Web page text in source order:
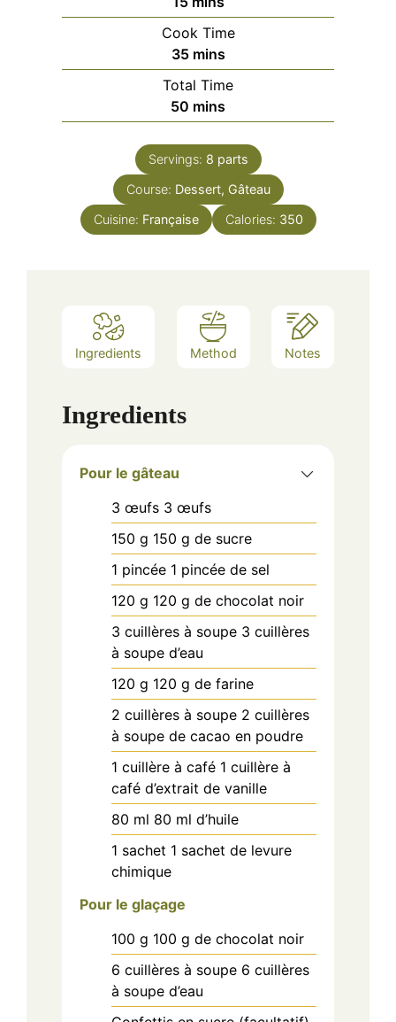
Cook Time
35minutes
mins
Total Time
50 minutes
mins
Servings: 8 parts
Course: Dessert, Gâteau
Cuisine: Française Calories: 350
Ingredients Method Notes
Ingredients
Pour le gâteau
3 œufs 3 œufs
150 g 150 g de sucre
1 pincée 1 pincée de sel
120 g 120 g de chocolat noir
3 cuillères à soupe 3 cuillères
à soupe d’eau
120 g 120 g de farine
2 cuillères à soupe 2 cuillères
à soupe de cacao en poudre
1 cuillère à café 1 cuillère à
café d’extrait de vanille
80 ml 80 ml d’huile
1 sachet 1 sachet de levure
chimique
Pour le glaçage
100 g 100 g de chocolat noir
6 cuillères à soupe 6 cuillères
à soupe d’eau